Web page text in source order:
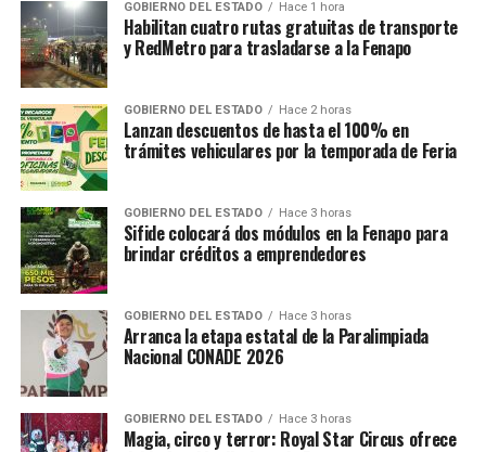
TEMAS RELACIONADOS
Gobierno de SLP impulsa iniciativa para crear ley de
movilidad urbana
NO TE PIERDAS
SLP impulsa inclusión con más de 50 mil usuarios de
lengua de señas
GOBIERNO DEL ESTADO Hace 1 hora
Habilitan cuatro rutas gratuitas de transporte
y RedMetro para trasladarse a la Fenapo
GOBIERNO DEL ESTADO Hace 2 horas
Lanzan descuentos de hasta el 100% en
trámites vehiculares por la temporada de Feria
GOBIERNO DEL ESTADO Hace 3 horas
Sifide colocará dos módulos en la Fenapo para
brindar créditos a emprendedores
GOBIERNO DEL ESTADO Hace 3 horas
Arranca la etapa estatal de la Paralimpiada
Nacional CONADE 2026
GOBIERNO DEL ESTADO Hace 3 horas
Magia, circo y terror: Royal Star Circus ofrece